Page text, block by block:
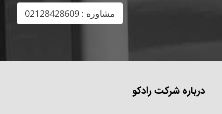
مشاوره : 02128428609
درباره شرکت رادکو